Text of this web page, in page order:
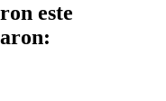
este